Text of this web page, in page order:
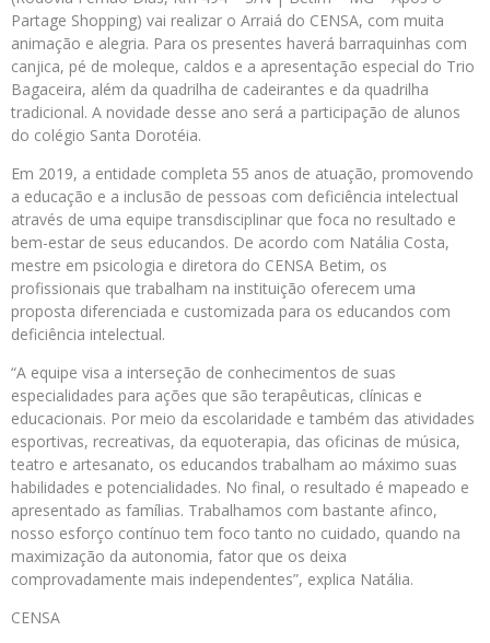
Partage Shopping) vai realizar o Arraiá do CENSA, com muita
animação e alegria. Para os presentes haverá barraquinhas com
canjica, pé de moleque, caldos e a apresentação especial do Trio
Bagaceira, além da quadrilha de cadeirantes e da quadrilha
tradicional. A novidade desse ano será a participação de alunos
do colégio Santa Dorotéia.
Em 2019, a entidade completa 55 anos de atuação, promovendo
a educação e a inclusão de pessoas com deficiência intelectual
através de uma equipe transdisciplinar que foca no resultado e
bem-estar de seus educandos. De acordo com Natália Costa,
mestre em psicologia e diretora do CENSA Betim, os
profissionais que trabalham na instituição oferecem uma
proposta diferenciada e customizada para os educandos com
deficiência intelectual.
“A equipe visa a interseção de conhecimentos de suas
especialidades para ações que são terapêuticas, clínicas e
educacionais. Por meio da escolaridade e também das atividades
esportivas, recreativas, da equoterapia, das oficinas de música,
teatro e artesanato, os educandos trabalham ao máximo suas
habilidades e potencialidades. No final, o resultado é mapeado e
apresentado as famílias. Trabalhamos com bastante afinco,
nosso esforço contínuo tem foco tanto no cuidado, quando na
maximização da autonomia, fator que os deixa
comprovadamente mais independentes”, explica Natália.
CENSA